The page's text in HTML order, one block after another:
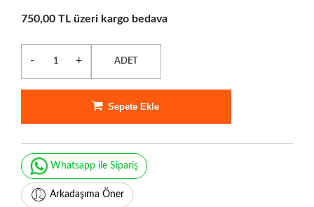
750,00 TL üzeri kargo bedava
- + ADET
Sepete Ekle
Whatsapp ile Sipariş
Arkadaşıma Öner